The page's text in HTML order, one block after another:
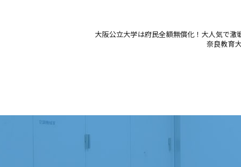
大阪公立大学は府民全額無償化！大人気で激
奈良教育